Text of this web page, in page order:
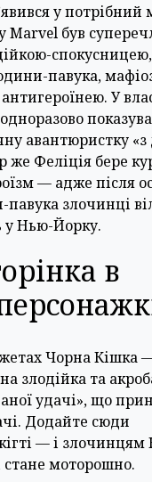
у потрібний
Marvel був
спокусницею,
павука,
антигероїнею. У
авантюристку
же Феліція бере
— адже після
злочинці
у Нью-Йорку.
в
Чорна Кішка
злодійка та
удачі», що
Додайте сюди
— і
стане моторошно.